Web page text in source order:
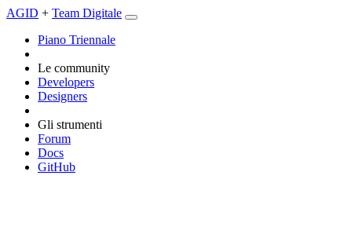
AGID + Team Digitale
Piano Triennale
Le community
Developers
Designers
Gli strumenti
Forum
Docs
GitHub